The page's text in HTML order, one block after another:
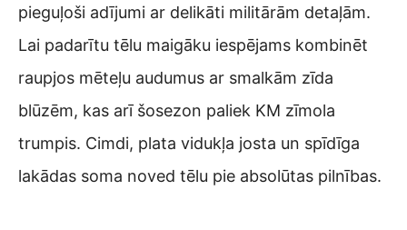
pieguļoši adījumi ar delikāti militārām detaļām.
Lai padarītu tēlu maigāku iespējams kombinēt
raupjos mēteļu audumus ar smalkām zīda
blūzēm, kas arī šosezon paliek KM zīmola
trumpis. Cimdi, plata vidukļa josta un spīdīga
lakādas soma noved tēlu pie absolūtas pilnības.